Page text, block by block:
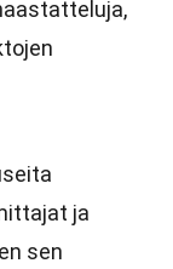
ja
sen